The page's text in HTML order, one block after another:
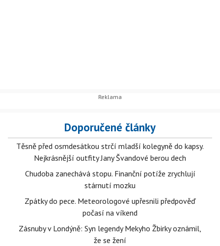
Doporučené články
Těsně před osmdesátkou strčí mladší kolegyně do kapsy.
Nejkrásnější outfity Jany Švandové berou dech
Chudoba zanechává stopu. Finanční potíže zrychlují
stárnutí mozku
Zpátky do pece. Meteorologové upřesnili předpověď
počasí na víkend
Zásnuby v Londýně: Syn legendy Mekyho Žbirky oznámil,
že se žení